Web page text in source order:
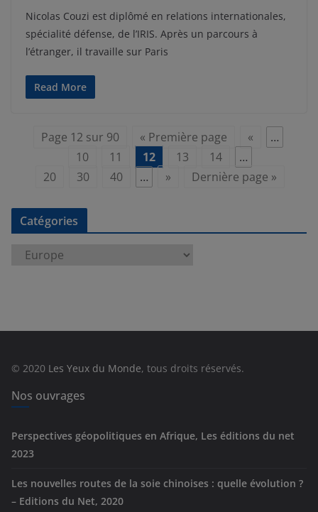
Nicolas Couzi est diplômé en relations internationales,
spécialité défense, de l’IRIS. Après un parcours à
l’étranger, il travaille sur Paris
Read More
Page 12 sur 90 « Première page «
…
10
11 12 13 14
…
20
30 40 … » Dernière page »
Catégories
e
s
© 2020 Les Yeux du Monde, tous droits réservés.
Nos ouvrages
Perspectives géopolitiques en Afrique, Les éditions du net
2023
Les nouvelles routes de la soie chinoises : quelle évolution ?
– Editions du Net, 2020